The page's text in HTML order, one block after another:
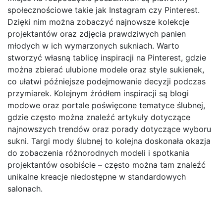
społecznościowe takie jak Instagram czy Pinterest.
Dzięki nim można zobaczyć najnowsze kolekcje
projektantów oraz zdjęcia prawdziwych panien
młodych w ich wymarzonych sukniach. Warto
stworzyć własną tablicę inspiracji na Pinterest, gdzie
można zbierać ulubione modele oraz style sukienek,
co ułatwi późniejsze podejmowanie decyzji podczas
przymiarek. Kolejnym źródłem inspiracji są blogi
modowe oraz portale poświęcone tematyce ślubnej,
gdzie często można znaleźć artykuły dotyczące
najnowszych trendów oraz porady dotyczące wyboru
sukni. Targi mody ślubnej to kolejna doskonała okazja
do zobaczenia różnorodnych modeli i spotkania
projektantów osobiście – często można tam znaleźć
unikalne kreacje niedostępne w standardowych
salonach.